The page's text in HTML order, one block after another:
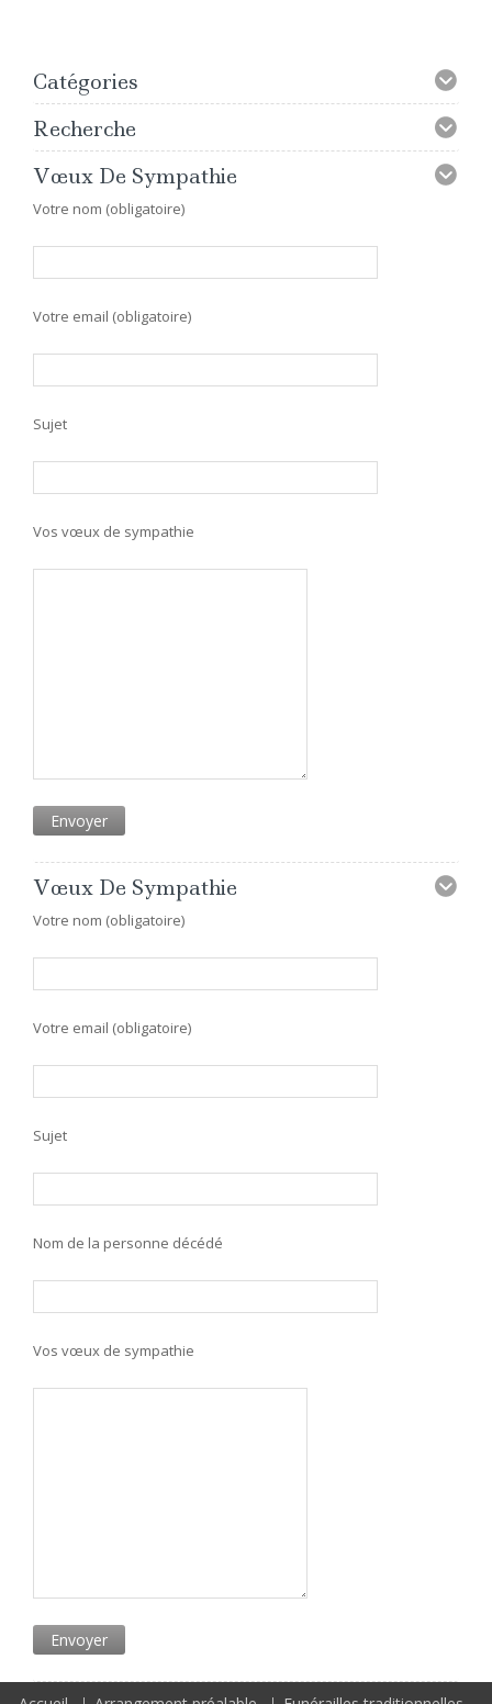
Catégories
Recherche
Vœux De Sympathie
Votre nom (obligatoire)
Votre email (obligatoire)
Sujet
Vos vœux de sympathie
Vœux De Sympathie
Votre nom (obligatoire)
Votre email (obligatoire)
Sujet
Nom de la personne décédé
Vos vœux de sympathie